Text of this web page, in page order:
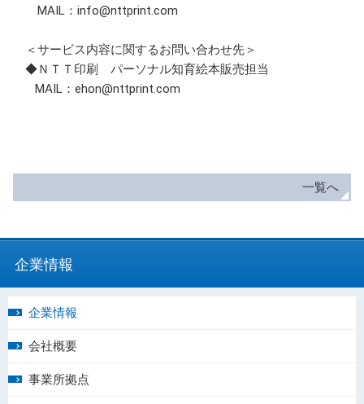
MAIL：info@nttprint.com
＜サービス内容に関するお問い合わせ先＞
◆ＮＴＴ印刷 パーソナル知育絵本販売担当
MAIL：ehon@nttprint.com
一覧へ
企業情報
企業情報
会社概要
事業所拠点